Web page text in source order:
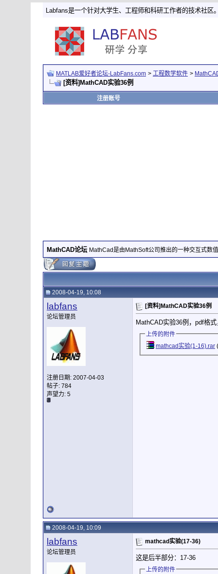
Labfans是一个针对大学生、工程师和科研工作者的技术社区
MATLAB爱好者论坛-LabFans.com > 工程数学软件 >
[资料]MathCAD实验36例
注册账号
MathCAD论坛 MathCad是由MathSoft公司推出的一种交互式数
2008-04-19, 10:08
labfans
论坛管理员
注册日期: 2007-04-03
帖子: 784
声望力: 5
[资料]MathCAD实验36例
MathCAD实验36例，pdf格
上传的附件
mathcad实验(1-16).rar
2008-04-19, 10:09
labfans
论坛管理员
mathcad实验(17-36)
这是后半部分：17-36
上传的附件